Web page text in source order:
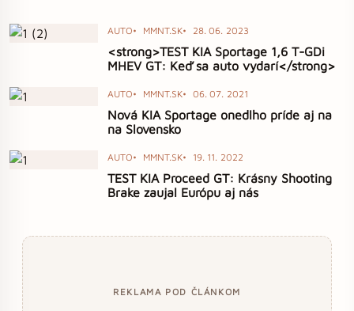
AUTO MMNT.SK 28. 06. 2023
<strong>TEST KIA Sportage 1,6 T-GDi
MHEV GT: Keď sa auto vydarí</strong>
AUTO MMNT.SK 06. 07. 2021
Nová KIA Sportage onedlho príde aj na
na Slovensko
AUTO MMNT.SK 19. 11. 2022
TEST KIA Proceed GT: Krásny Shooting
Brake zaujal Európu aj nás
REKLAMA POD ČLÁNKOM